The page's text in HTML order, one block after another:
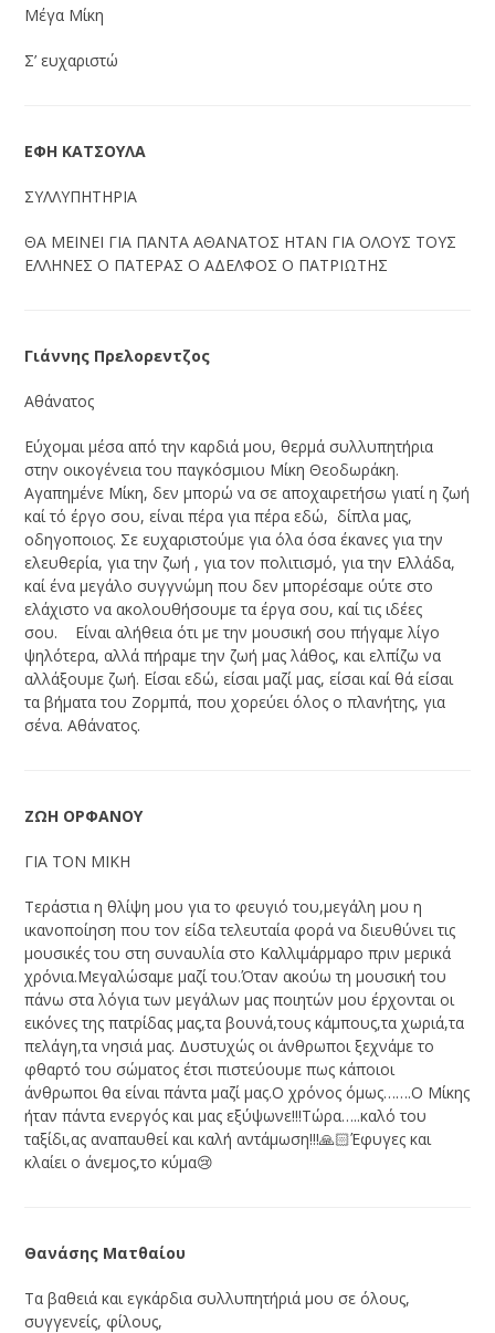
Μέγα Μίκη
Σ’ ευχαριστώ
ΕΦΗ ΚΑΤΣΟΥΛΑ
ΣΥΛΛΥΠΗΤΗΡΙΑ
ΘΑ ΜΕΙΝΕΙ ΓΙΑ ΠΑΝΤΑ ΑΘΑΝΑΤΟΣ ΗΤΑΝ ΓΙΑ ΟΛΟΥΣ ΤΟΥΣ
ΕΛΛΗΝΕΣ Ο ΠΑΤΕΡΑΣ Ο ΑΔΕΛΦΟΣ Ο ΠΑΤΡΙΩΤΗΣ
Γιάννης Πρελορεντζος
Αθάνατος
Εύχομαι μέσα από την καρδιά μου, θερμά συλλυπητήρια
στην οικογένεια του παγκόσμιου Μίκη Θεοδωράκη.
Αγαπημένε Μίκη, δεν μπορώ να σε αποχαιρετήσω γιατί η ζωή
καί τό έργο σου, είναι πέρα για πέρα εδώ, δίπλα μας,
οδηγοποιος. Σε ευχαριστούμε για όλα όσα έκανες για την
ελευθερία, για την ζωή , για τον πολιτισμό, για την Ελλάδα,
καί ένα μεγάλο συγγνώμη που δεν μπορέσαμε ούτε στο
ελάχιστο να ακολουθήσουμε τα έργα σου, καί τις ιδέες
σου. Είναι αλήθεια ότι με την μουσική σου πήγαμε λίγο
ψηλότερα, αλλά πήραμε την ζωή μας λάθος, και ελπίζω να
αλλάξουμε ζωή. Είσαι εδώ, είσαι μαζί μας, είσαι καί θά είσαι
τα βήματα του Ζορμπά, που χορεύει όλος ο πλανήτης, για
σένα. Αθάνατος.
ΖΩΗ ΟΡΦΑΝΟΥ
ΓΙΑ ΤΟΝ ΜΙΚΗ
Τεράστια η θλίψη μου για το φευγιό του,μεγάλη μου η
ικανοποίηση που τον είδα τελευταία φορά να διευθύνει τις
μουσικές του στη συναυλία στο Καλλιμάρμαρο πριν μερικά
χρόνια.Μεγαλώσαμε μαζί του.Όταν ακούω τη μουσική του
πάνω στα λόγια των μεγάλων μας ποιητών μου έρχονται οι
εικόνες της πατρίδας μας,τα βουνά,τους κάμπους,τα χωριά,τα
πελάγη,τα νησιά μας. Δυστυχώς οι άνθρωποι ξεχνάμε το
φθαρτό του σώματος έτσι πιστεύουμε πως κάποιοι
άνθρωποι θα είναι πάντα μαζί μας.Ο χρόνος όμως…….Ο Μίκης
ήταν πάντα ενεργός και μας εξύψωνε!!!Τώρα…..καλό του
ταξίδι,ας αναπαυθεί και καλή αντάμωση!!!🙏🏻Έφυγες και
κλαίει ο άνεμος,το κύμα😢
Θανάσης Ματθαίου
Τα βαθειά και εγκάρδια συλλυπητήριά μου σε όλους,
συγγενείς, φίλους,